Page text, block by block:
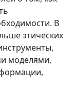
В
этических
моделями,